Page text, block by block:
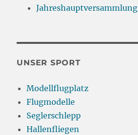
Jahreshauptversammlung
UNSER SPORT
Modellflugplatz
Flugmodelle
Seglerschlepp
Hallenfliegen